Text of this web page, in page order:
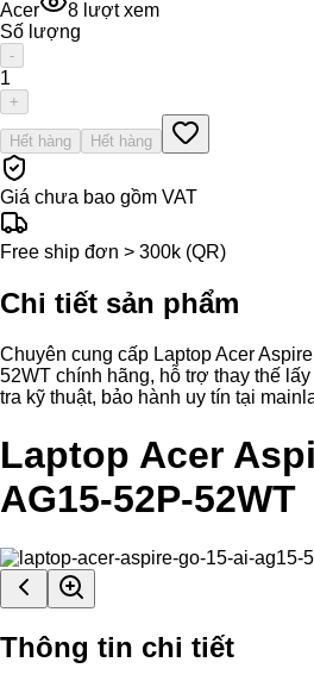
Acer 8 lượt xem
Số lượng
-
1
+
Hết hàng Hết hàng
Giá chưa bao gồm VAT
Free ship đơn > 300k (QR)
Chi tiết sản phẩm
Chuyên cung cấp Laptop Acer
52WT chính hãng, hỗ trợ thay thế
tra kỹ thuật, bảo hành uy tín tại
Laptop Acer
AG15-52P-52WT
Thông tin chi tiết